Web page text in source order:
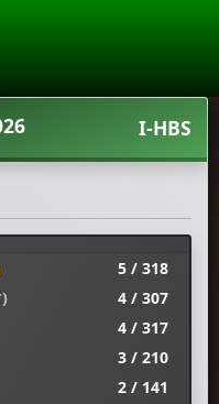
I-HBS
5 / 318
4 / 307
4 / 317
3 / 210
2 / 141